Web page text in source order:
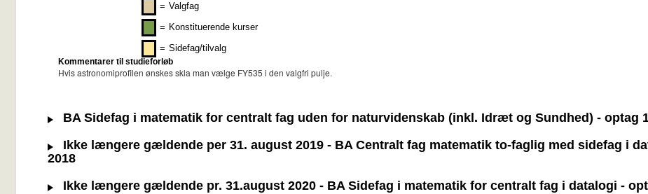
= Valgfag
= Konstituerende kurser
= Sidefag/tilvalg
Kommentarer til studieforløb
Hvis astronomiprofilen ønskes skla man vælge FY535 i den valgfri pulje.
BA Sidefag i matematik for centralt fag uden for naturvidenskab (inkl. Idræt og Sundhed) - optag
Ikke længere gældende per 31. august 2019 - BA Centralt fag matematik to-faglig med sidefag i
2018
Ikke længere gældende pr. 31.august 2020 - BA Sidefag i matematik for centralt fag i datalogi -